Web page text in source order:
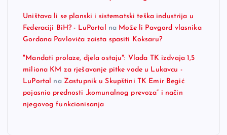
Uništava li se planski i sistematski teška industrija u
Federaciji BiH? - LuPortal
na Može li Pavgord vlasnika
Gordana Pavlovića zaista spasiti Koksaru?
"Mandati prolaze, djela ostaju": Vlada TK izdvaja 1,5
miliona KM za rješavanje pitke vode u Lukavcu -
LuPortal na Zastupnik u Skupštini TK Emir Begić
pojasnio prednosti „komunalnog prevoza“ i način
njegovog funkcionisanja